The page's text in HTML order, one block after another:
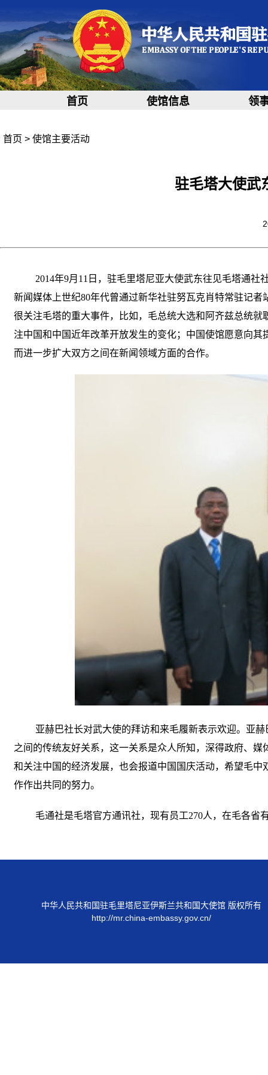
首页 使馆信息 领
首页 > 使馆主要活动
驻毛塔大使武
2014年9月 11 日，驻毛里塔尼亚大使武东往见毛塔通社
新闻媒体上世纪80年代曾通过新华社驻努瓦克肖特常驻记
很关注毛塔的重大事件，比如，毛总统大选和阿齐兹总统
注中国和中国近年改革开放发生的变化；中国使馆愿意向
而进一步扩大双方之间在新闻领域方面的合作。
亚赫巴社长对武大使的拜访和来毛履新表示欢迎。亚
之间的传统友好关系，这一关系是众人所知，深得政府、
和关注中国的经济发展，也会报道中国国庆活动，希望毛
作作出共同的努力。
毛通社是毛塔官方通讯社，现有员工270人，在毛各省
中华人民共和国驻毛里塔尼亚伊斯兰共和国大使馆 版权所有
http://mr.china-embassy.gov.cn/